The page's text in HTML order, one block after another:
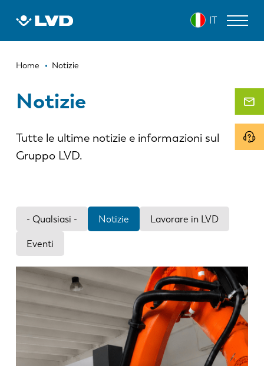
IT
Briciole
pane
Home Notizie
Notizie
Tutte le ultime notizie e informazioni sul
Gruppo LVD.
- Qualsiasi - Notizie Lavorare in LVD
Eventi
MACCHINE PER IL TAGLIO LASER
PUNZONATRICI
CESOIE
SERVIZIO CLIENTI
SU LVD
Notizie
Storie di clienti
Centro risorse
Settori e soluzioni